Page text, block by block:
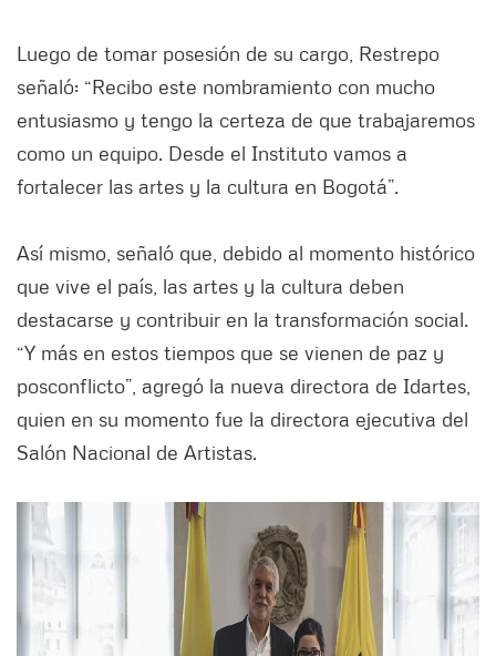
Luego de tomar posesión de su cargo, Restrepo
señaló: “Recibo este nombramiento con mucho
entusiasmo y tengo la certeza de que trabajaremos
como un equipo. Desde el Instituto vamos a
fortalecer las artes y la cultura en Bogotá”.
Así mismo, señaló que, debido al momento histórico
que vive el país, las artes y la cultura deben
destacarse y contribuir en la transformación social.
“Y más en estos tiempos que se vienen de paz y
posconflicto”, agregó la nueva directora de Idartes,
quien en su momento fue la directora ejecutiva del
Salón Nacional de Artistas.